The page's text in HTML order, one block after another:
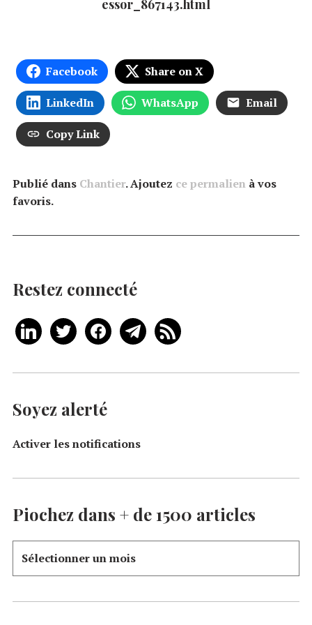
essor_867143.html
Facebook Share on X
LinkedIn WhatsApp Email
Copy Link
Publié dans Chantier. Ajoutez ce permalien à vos
favoris.
Restez connecté
Soyez alerté
Activer les notifications
Piochez dans + de 1500 articles